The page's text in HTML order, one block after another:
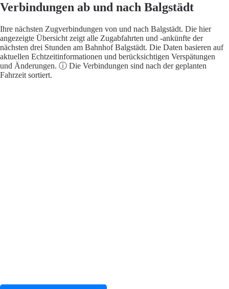
Verbindungen ab und nach Balgstädt
Ihre nächsten Zugverbindungen von und nach Balgstädt. Die hier
angezeigte Übersicht zeigt alle Zugabfahrten und -ankünfte der
nächsten drei Stunden am Bahnhof Balgstädt. Die Daten basieren auf
aktuellen Echtzeitinformationen und berücksichtigen Verspätungen
und Änderungen. ⓘ Die Verbindungen sind nach der geplanten
Fahrzeit sortiert.